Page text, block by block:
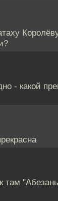
- какой
там